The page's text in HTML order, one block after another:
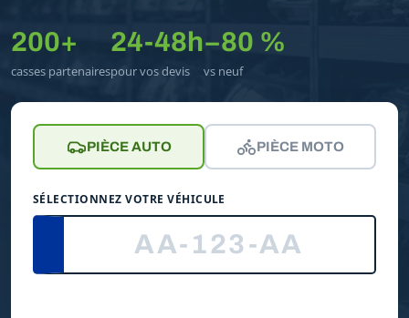
200+
casses partenaires
24-48h
pour vos devis
−80 %
vs neuf
PIÈCE AUTO PIÈCE MOTO
SÉLECTIONNEZ VOTRE VÉHICULE